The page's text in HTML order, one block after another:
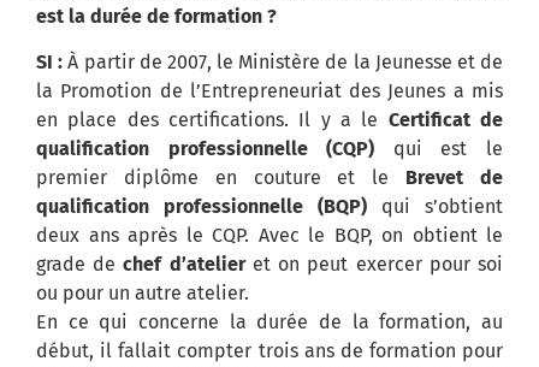
est la durée de formation ?
SI : À partir de 2007, le Ministère de la Jeunesse et de
la Promotion de l’Entrepreneuriat des Jeunes a mis
en place des certifications. Il y a le Certificat de
qualification professionnelle (CQP) qui est le
premier diplôme en couture et le Brevet de
qualification professionnelle (BQP) qui s’obtient
deux ans après le CQP. Avec le BQP, on obtient le
grade dechef d’atelieret on peut exercer pour soi
ou pour un autre atelier.
En ce qui concerne la durée de la formation, au
début, il fallait compter trois ans de formation pour